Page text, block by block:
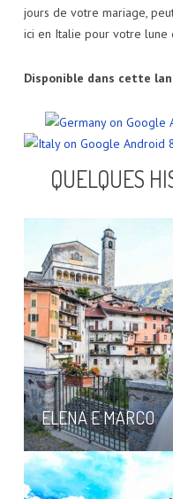
jours de votre mariage,
ici en Italie pour votre lune
Disponible dans cette
QUELQUES
ELENA E MARCO